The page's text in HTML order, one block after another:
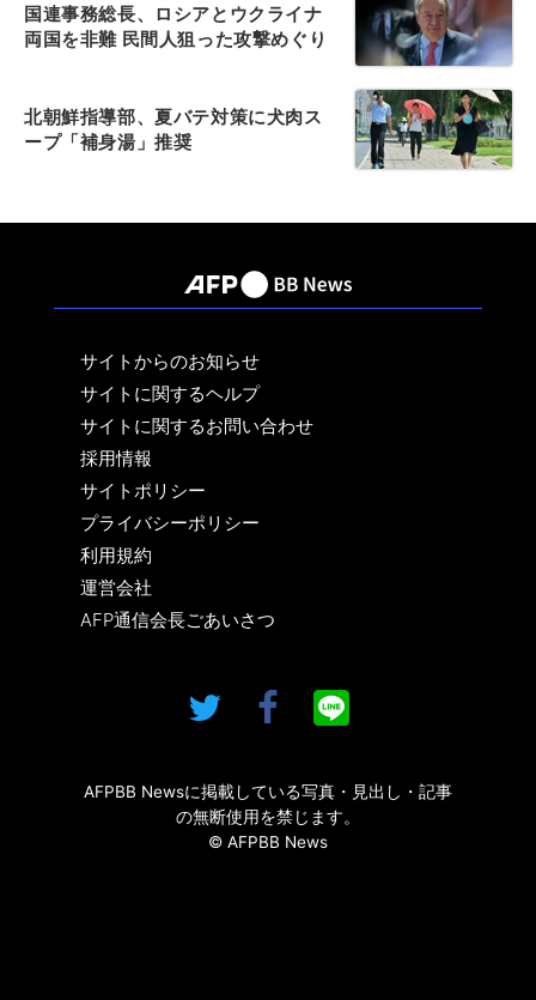
国連事務総長、ロシアとウクライナ
両国を非難 民間人狙った攻撃めぐり
北朝鮮指導部、夏バテ対策に犬肉ス
ープ「補身湯」推奨
サイトからのお知らせ
サイトに関するヘルプ
サイトに関するお問い合わせ
採用情報
サイトポリシー
プライバシーポリシー
利用規約
運営会社
AFP通信会長ごあいさつ
AFPBB Newsに掲載している写真・見出し・記事
の無断使用を禁じます。
© AFPBB News